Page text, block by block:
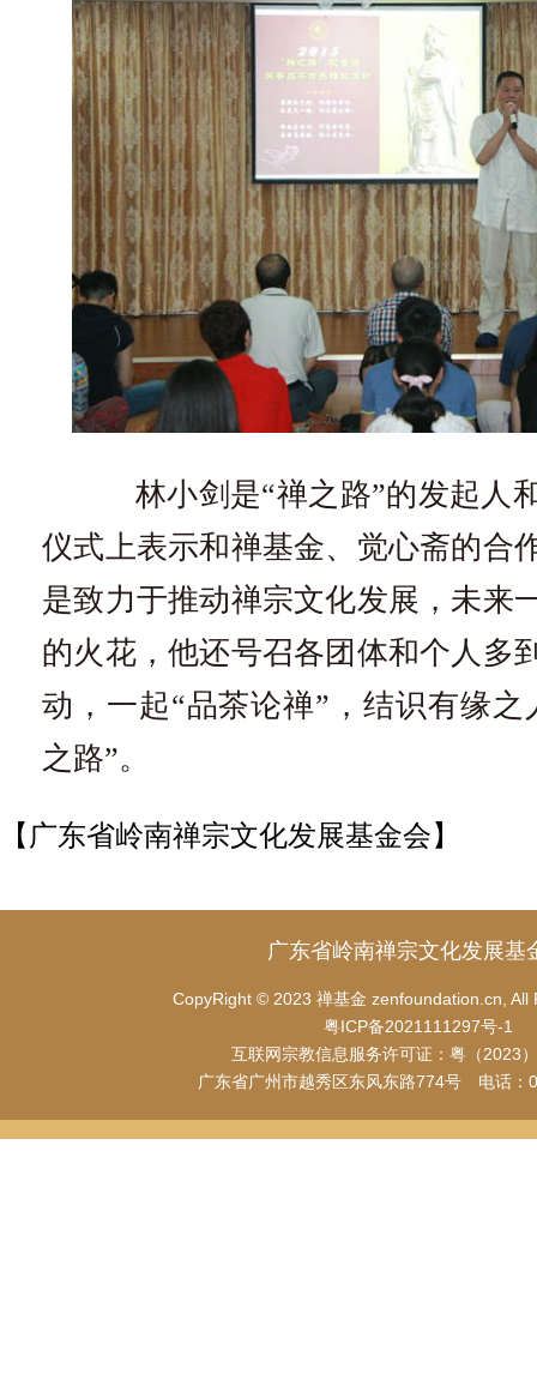
林小剑是“禅之路”的发起人
仪式上表示和禅基金、觉心斋的合
是致力于推动禅宗文化发展，未来
的火花，他还号召各团体和个人多
动，一起“品茶论禅”，结识有缘之
之路”。
【广东省岭南禅宗文化发展基金会】
广东省岭南禅宗文化发展基
CopyRight © 2023 禅基金 zenfoundation.cn, All
粤ICP备2021111297号-1
互联网宗教信息服务许可证：粤（2023
广东省广州市越秀区东风东路774号 电话：